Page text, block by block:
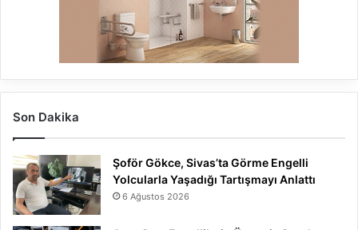
Son Dakika
Şoför Gökce, Sivas’ta Görme Engelli
Yolcularla Yaşadığı Tartışmayı Anlattı
6 Ağustos 2026